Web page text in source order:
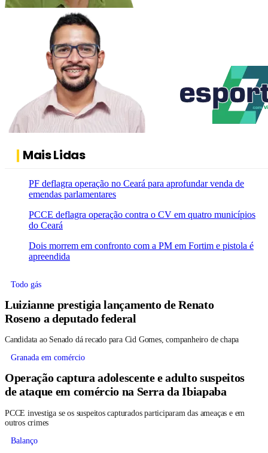
Mais Lidas
PF deflagra operação no Ceará para aprofundar venda de
emendas parlamentares
PCCE deflagra operação contra o CV em quatro municípios
do Ceará
Dois morrem em confronto com a PM em Fortim e pistola é
apreendida
Todo gás
Luizianne prestigia lançamento de Renato
Roseno a deputado federal
Candidata ao Senado dá recado para Cid Gomes, companheiro de chapa
Granada em comércio
Operação captura adolescente e adulto suspeitos
de ataque em comércio na Serra da Ibiapaba
PCCE investiga se os suspeitos capturados participaram das ameaças e em
outros crimes
Balanço